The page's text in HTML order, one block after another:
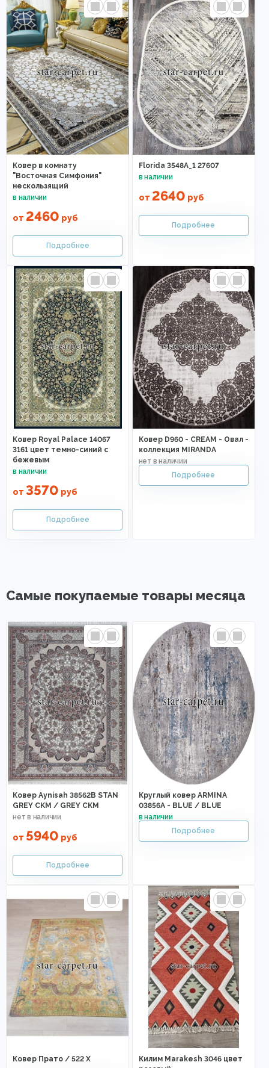
Ковер в комнату
"Восточная Симфония"
нескользящий
от 2460 руб
Florida 3548A_1 27607
от 2640 руб
Ковер Royal Palace 14067
3161 цвет темно-синий с
бежевым
от 3570 руб
Ковер D960 - CREAM - Овал -
коллекция MIRANDA
Самые покупаемые товары месяца
Ковер Aynisah 38562B STAN
GREY CKM / GREY CKM
от 5940 руб
Круглый ковер ARMINA
03856A - BLUE / BLUE
Ковер Прато / 522 X
Килим Marakesh 3046 цвет